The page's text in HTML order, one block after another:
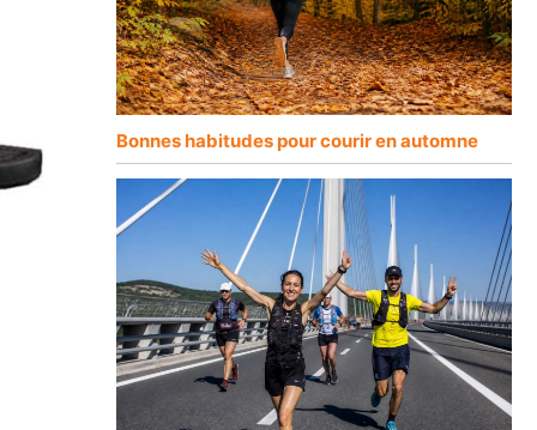
Bonnes habitudes pour courir en automne